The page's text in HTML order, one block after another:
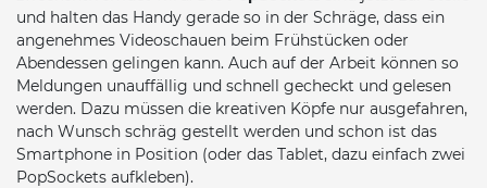
und halten das Handy gerade so in der Schräge, dass ein
angenehmes Videoschauen beim Frühstücken oder
Abendessen gelingen kann. Auch auf der Arbeit können so
Meldungen unauffällig und schnell gecheckt und gelesen
werden. Dazu müssen die kreativen Köpfe nur ausgefahren,
nach Wunsch schräg gestellt werden und schon ist das
Smartphone in Position (oder das Tablet, dazu einfach zwei
PopSockets aufkleben).